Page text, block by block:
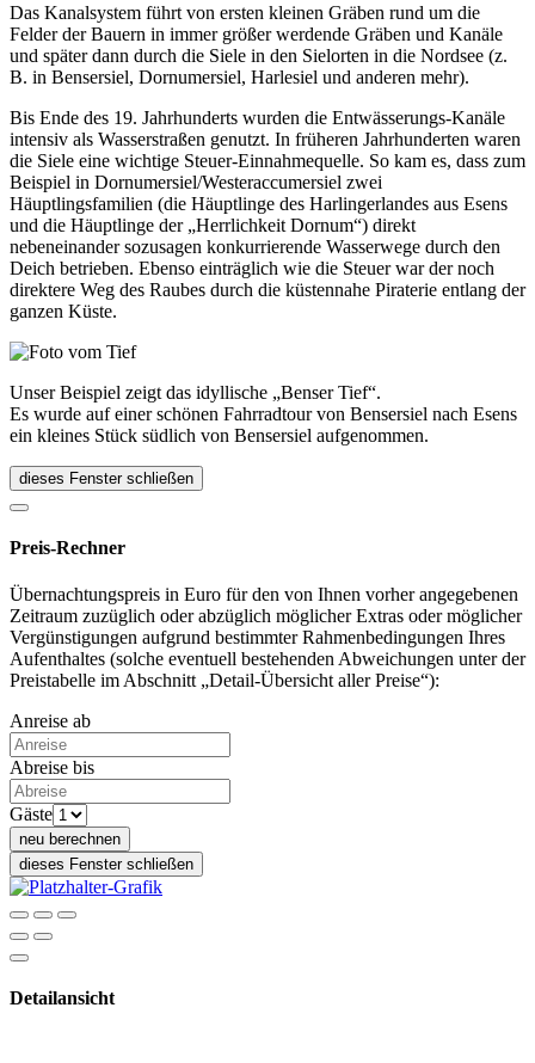
Das Kanalsystem führt von ersten kleinen Gräben rund um die
Felder der Bauern in immer größer werdende Gräben und Kanäle
und später dann durch die Siele in den Sielorten in die Nordsee (z.
B. in Bensersiel, Dornumersiel, Harlesiel und anderen mehr).
Bis Ende des 19. Jahrhunderts wurden die Entwässerungs-Kanäle
intensiv als Wasserstraßen genutzt. In früheren Jahrhunderten waren
die Siele eine wichtige Steuer-Einnahmequelle. So kam es, dass zum
Beispiel in Dornumersiel/Westeraccumersiel zwei
Häuptlingsfamilien (die Häuptlinge des Harlingerlandes aus Esens
und die Häuptlinge der „Herrlichkeit Dornum“) direkt
nebeneinander sozusagen konkurrierende Wasserwege durch den
Deich betrieben. Ebenso einträglich wie die Steuer war der noch
direktere Weg des Raubes durch die küstennahe Piraterie entlang der
ganzen Küste.
Unser Beispiel zeigt das idyllische „Benser Tief“.
Es wurde auf einer schönen Fahrradtour von Bensersiel nach Esens
ein kleines Stück südlich von Bensersiel aufgenommen.
dieses Fenster schließen
Preis-Rechner
Übernachtungspreis in Euro für den von Ihnen vorher angegebenen
Zeitraum zuzüglich oder abzüglich möglicher Extras oder möglicher
Vergünstigungen aufgrund bestimmter Rahmenbedingungen Ihres
Aufenthaltes (solche eventuell bestehenden Abweichungen unter der
Preistabelle im Abschnitt „Detail-Übersicht aller Preise“):
Anreise ab
Abreise bis
Gäste
neu berechnen
dieses Fenster schließen
Detailansicht